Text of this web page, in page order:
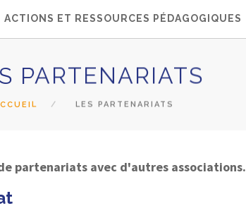
ACTIONS ET RESSOURCES PÉDAGOGIQUES
PARTENARIATS
LES PARTENARIATS
partenariats avec d'autres associations.